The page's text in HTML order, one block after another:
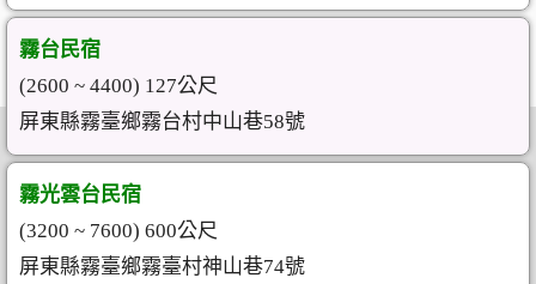
霧台民宿
(2600 ~ 4400) 127公尺
屏東縣霧臺鄉霧台村中山巷58號
霧光雲台民宿
(3200 ~ 7600) 600公尺
屏東縣霧臺鄉霧臺村神山巷74號